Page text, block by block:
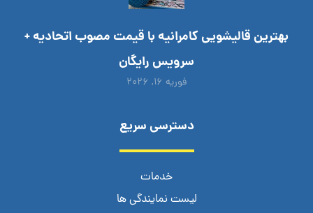
بهترین قالیشویی کامرانیه با قیمت مصوب اتحادیه +
سرویس رایگان
فوریه ۱۶, ۲۰۲۶
دسترسی سریع
خدمات
لیست نمایندگی ها